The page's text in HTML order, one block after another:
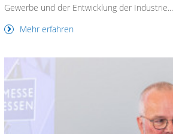
Gewerbe und der Entwicklung der Industrie...
Mehr erfahren